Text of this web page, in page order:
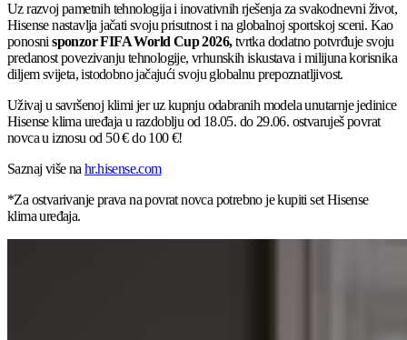
Uz razvoj pametnih tehnologija i inovativnih rješenja za svakodnevni život,
Hisense nastavlja jačati svoju prisutnost i na globalnoj sportskoj sceni. Kao
ponosnisponzor FIFA World Cup 2026,tvrtka dodatno potvrđuje svoju
predanost povezivanju tehnologije, vrhunskih iskustava i milijuna korisnika
diljem svijeta, istodobno jačajući svoju globalnu prepoznatljivost.
Uživaj u savršenoj klimi jer uz kupnju odabranih modela unutarnje jedinice
Hisense klima uređaja u razdoblju od 18.05. do 29.06. ostvaruješ povrat
novca u iznosu od 50 € do 100 €!
Saznaj više nahr.hisense.com
*Za ostvarivanje prava na povrat novca potrebno je kupiti set Hisense
klima uređaja.